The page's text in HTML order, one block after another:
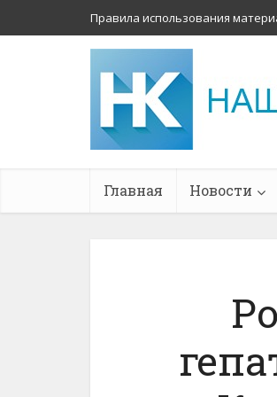
Правила использования
Главная Новости